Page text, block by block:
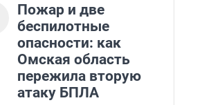
Пожар и две
беспилотные
опасности: как
Омская область
пережила вторую
атаку БПЛА